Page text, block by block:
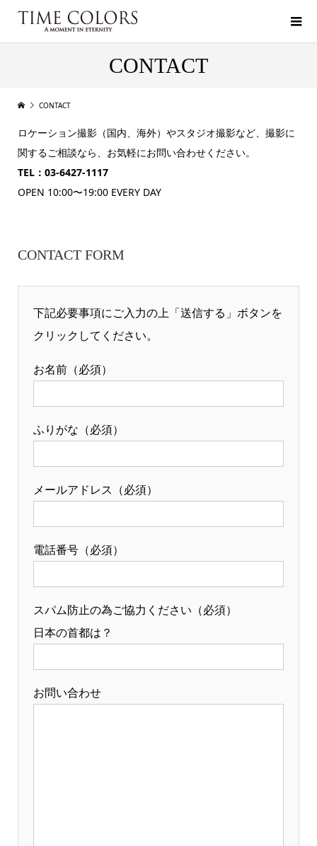
CONTACT
CONTACT
ロケーション撮影（国内、海外）やスタジオ撮影など、撮影に
関するご相談なら、お気軽にお問い合わせください。
TEL：03-6427-1117
OPEN 10:00〜19:00 EVERY DAY
CONTACT FORM
下記必要事項にご入力の上「送信する」ボタンを
クリックしてください。
お名前（必須）
ふりがな（必須）
メールアドレス（必須）
電話番号（必須）
スパム防止の為ご協力ください（必須）
日本の首都は？
お問い合わせ